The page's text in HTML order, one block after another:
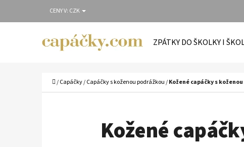
na
CENY V: CZK
ZPÁTKY DO ŠKOLKY I
Domů
/Capáčky/Capáčky s koženou podrážkou/Kožené capáčky s
Kožené
O
Zpět
do
Zpět
do